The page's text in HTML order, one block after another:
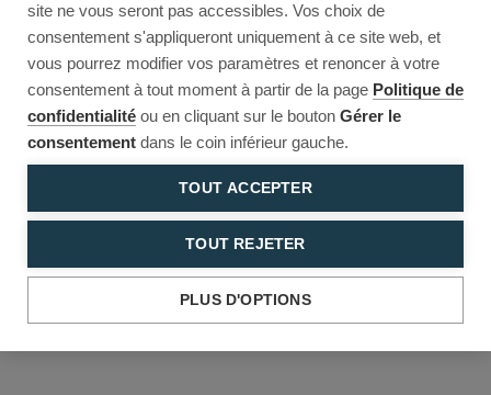
site ne vous seront pas accessibles. Vos choix de
consentement s'appliqueront uniquement à ce site web, et
vous pourrez modifier vos paramètres et renoncer à votre
consentement à tout moment à partir de la page Politique de
confidentialité ou en cliquant sur le bouton Gérer le
consentement dans le coin inférieur gauche.
TOUT ACCEPTER
TOUT REJETER
PLUS D'OPTIONS